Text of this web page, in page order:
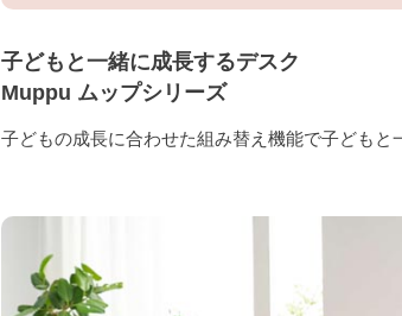
子どもと一緒に成長するデスク
Muppu ムップシリーズ
子どもの成長に合わせた組み替え機能で子どもと